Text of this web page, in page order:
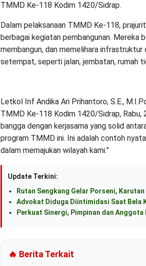
TMMD Ke-118 Kodim 1420/Sidrap.
Dalam pelaksanaan TMMD Ke-118,
berbagai kegiatan pembangunan. Mereka
membangun, dan memelihara
setempat, seperti jalan, jembatan, rumah
Letkol Inf Andika Ari Prihantoro, S.E.,
TMMD Ke-118 Kodim 1420/Sidrap, Rabu,
bangga dengan kerjasama yang solid
program TMMD ini. Ini adalah contoh
dalam memajukan wilayah kami.”
Update Terkini:
Rutan Sengkang Gelar Porseni,
Advokat Diduga Diintimidasi Saat Bela
Perkuat Sinergi, Pimpinan dan Anggota
🔥 Berita Terkait